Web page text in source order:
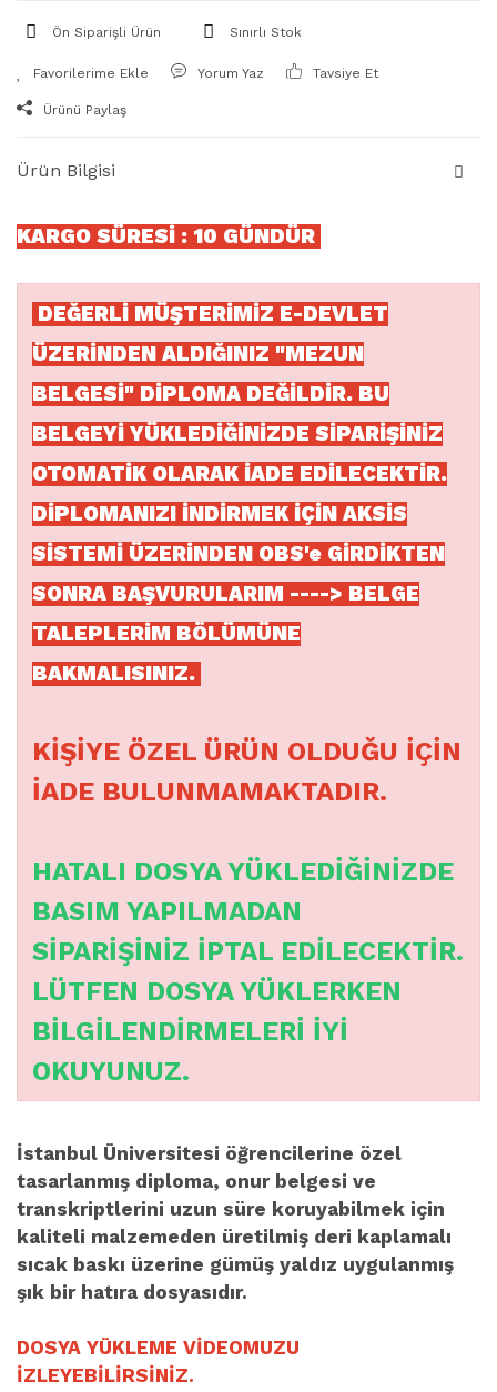
Ön Siparişli Ürün Sınırlı Stok
Yorum Yaz Tavsiye Et
Ürünü Paylaş
Ürün Bilgisi
KARGO SÜRESİ : 10 GÜNDÜR
DEĞERLİ MÜŞTERİMİZ E-DEVLET
ÜZERİNDEN ALDIĞINIZ "MEZUN
BELGESİ" DİPLOMA DEĞİLDİR. BU
BELGEYİ YÜKLEDİĞİNİZDE SİPARİŞİNİZ
OTOMATİK OLARAK İADE EDİLECEKTİR.
DİPLOMANIZI İNDİRMEK İÇİN AKSİS
SİSTEMİ ÜZERİNDEN OBS'e GİRDİKTEN
SONRA BAŞVURULARIM ----> BELGE
TALEPLERİM BÖLÜMÜNE
BAKMALISINIZ.
KİŞİYE ÖZEL ÜRÜN OLDUĞU İÇİN
İADE BULUNMAMAKTADIR.
HATALI DOSYA YÜKLEDİĞİNİZDE
BASIM YAPILMADAN
SİPARİŞİNİZ İPTAL EDİLECEKTİR.
LÜTFEN DOSYA YÜKLERKEN
BİLGİLENDİRMELERİ İYİ
OKUYUNUZ.
İstanbul Üniversitesi öğrencilerine özel
tasarlanmış diploma, onur belgesi ve
transkriptlerini uzun süre koruyabilmek için
kaliteli malzemeden üretilmiş deri kaplamalı
sıcak baskı üzerine gümüş yaldız uygulanmış
şık bir hatıra dosyasıdır.
DOSYA YÜKLEME VİDEOMUZU
İZLEYEBİLİRSİNİZ.